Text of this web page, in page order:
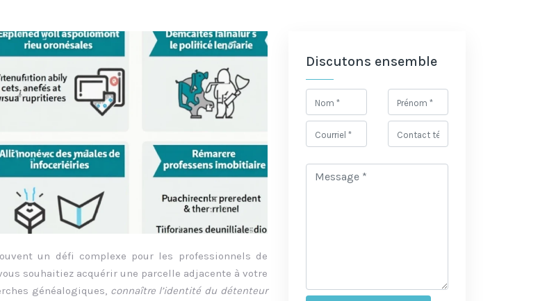
un défi complexe pour les professionnels de
souhaitiez acquérir une parcelle adjacente à votre
généalogiques, connaître l’identité du détenteur
Discutons ensemble